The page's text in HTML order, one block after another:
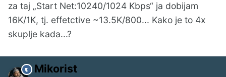
za taj „Start Net:10240/1024 Kbps“ ja dobijam
16K/1K, tj. effetctive ~13.5K/800... Kako je to 4x
skuplje kada...?
Mikorist